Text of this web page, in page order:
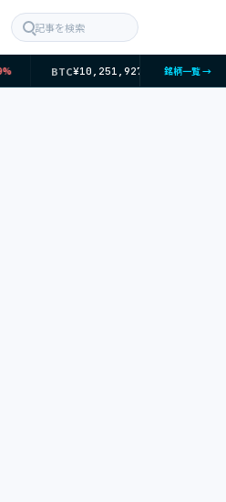
記事を検索
BTC¥10,251,927▲0.33%銘柄一覧 →